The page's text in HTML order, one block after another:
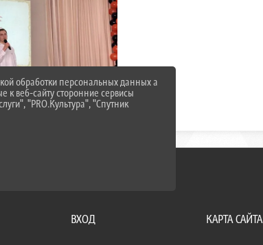
ВХОД КАРТА САЙТА
обработки персональных данных а
к веб-сайту сторонние сервисы
"PRO.Культура", "Спутник